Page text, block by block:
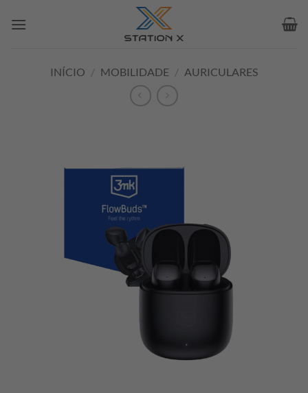
INÍCIO / MOBILIDADE / AURICULARES